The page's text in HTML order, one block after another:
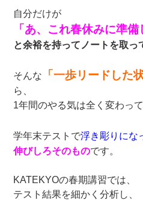
自分だけが
「あ、これ春休みに準備
と余裕を持ってノートを取っ
そんな 「一歩リードした
ら、
1年間のやる気は全く変わって
学年末テストで浮き彫りにな
伸びしろそのものです。
KATEKYOの春期講習では、
テスト結果を細かく分析し、